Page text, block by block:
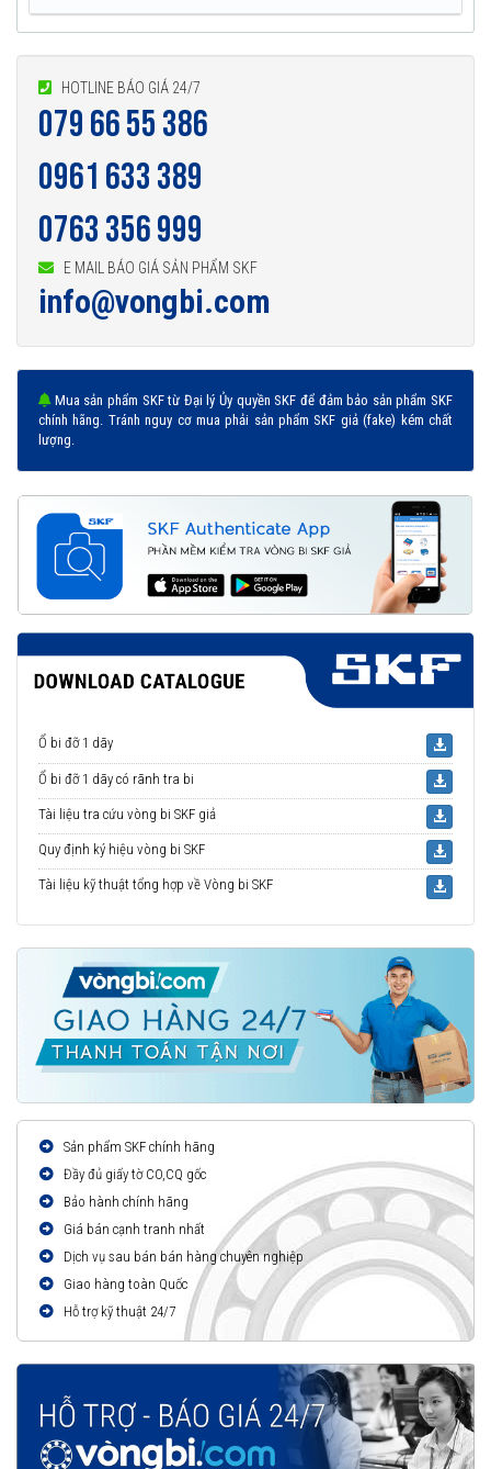
HOTLINE BÁO GIÁ 24/7
079 66 55 386
0961 633 389
0763 356 999
E MAIL BÁO GIÁ SẢN PHẨM SKF
info@vongbi.com
Mua sản phẩm SKF từ Đại lý Ủy quyền SKF để đảm bảo sản phẩm SKF
chính hãng. Tránh nguy cơ mua phải sản phẩm SKF giả (fake) kém chất
lượng.
Ổ bi đỡ 1 dãy
Ổ bi đỡ 1 dãy có rãnh tra bi
Tài liệu tra cứu vòng bi SKF giả
Quy định ký hiệu vòng bi SKF
Tài liệu kỹ thuật tổng hợp về Vòng bi SKF
Sản phẩm SKF chính hãng
Đầy đủ giấy tờ CO,CQ gốc
Bảo hành chính hãng
Giá bán cạnh tranh nhất
Dịch vụ sau bán bán hàng chuyên nghiệp
Giao hàng toàn Quốc
Hỗ trợ kỹ thuật 24/7